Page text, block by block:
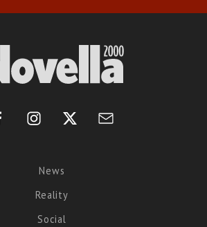
News
Reality
Social